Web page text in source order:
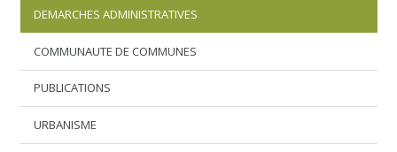
DEMARCHES ADMINISTRATIVES
COMMUNAUTE DE COMMUNES
PUBLICATIONS
URBANISME